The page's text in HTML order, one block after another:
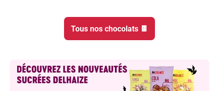
Tous nos chocolats 🍫